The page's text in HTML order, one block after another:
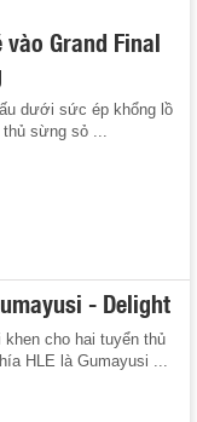
vào Grand Final
dưới sức ép khổng lồ
sừng sỏ ...
- Delight
khen cho hai tuyển thủ
HLE là Gumayusi ...